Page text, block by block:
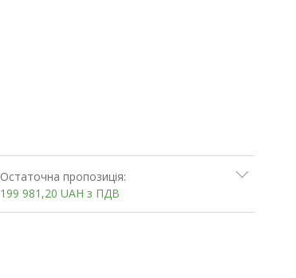
Остаточна пропозиція:
199 981,20UAHз ПДВ